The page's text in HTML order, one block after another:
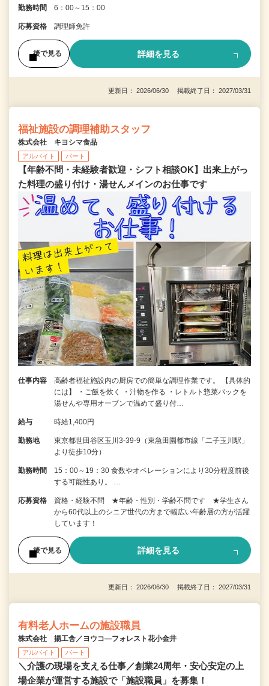
勤務時間 6：00～15：00
応募資格 調理師免許
後で見る 詳細を見る
更新日： 2026/06/30 掲載終了日： 2027/03/31
福祉施設の調理補助スタッフ
株式会社 キヨシマ食品
アルバイト パート
【年齢不問・未経験者歓迎・シフト相談OK】出来上がっ
た料理の盛り付け・湯せんメインのお仕事です
仕事内容
高齢者福祉施設内の厨房での簡単な調理作業です。 【具体的
には】 ・ご飯を炊く ・汁物を作る ・レトルト惣菜パックを
湯せんや専用オーブンで温めて盛り付…
給与 時給1,400円
勤務地
東京都世田谷区玉川3-39-9（東急田園都市線「二子玉川駅」
より徒歩10分）
勤務時間
15：00～19：30 食数やオペレーションにより30分程度前後
する可能性あり。 …
応募資格
資格・経験不問 ★年齢・性別・学齢不問です ★学生さん
から60代以上のシニア世代の方まで幅広い年齢層の方が活躍
しています！
後で見る 詳細を見る
更新日： 2026/06/30 掲載終了日： 2027/03/31
有料老人ホームの施設職員
株式会社 揚工舎／ヨウコ―フォレスト花小金井
アルバイト パート
＼介護の現場を支える仕事／創業24周年・安心安定の上
場企業が運営する施設で「施設職員」を募集！